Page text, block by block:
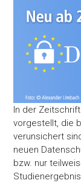
In der Zeitschrift
vorgestellt, die
verunsichert
neuen
bzw. nur